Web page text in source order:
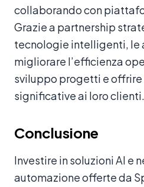
collaborando con
Grazie a partnership
tecnologie intelligenti, le
migliorare l’efficienza
sviluppo progetti e offrire
significative ai loro clienti.
Conclusione
Investire in soluzioni AI e
automazione offerte da